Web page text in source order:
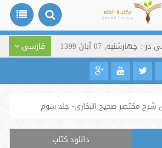
: چهارشنبه, 07 آبان 1399 فارسی
شرح مختصر صحیح البخاری- جلد سوم
دانلود کتاب